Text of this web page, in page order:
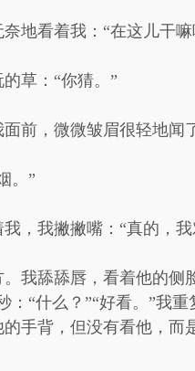
地看着我：“在这儿干嘛
草：“你猜。”
前，微微皱眉很轻地闻
。”
，我撇撇嘴：“真的，
我舔舔唇，看着他的侧
：“什么？”“好看。”我
手背，但没有看他，